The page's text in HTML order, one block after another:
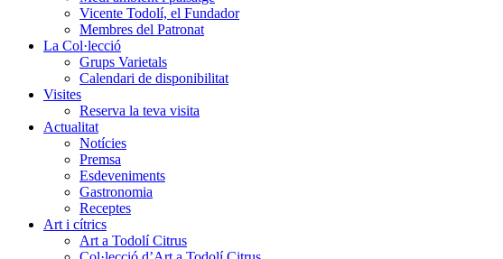
Vicente Todolí, el Fundador
Membres del Patronat
La Col·lecció
Grups Varietals
Calendari de disponibilitat
Visites
Reserva la teva visita
Actualitat
Notícies
Premsa
Esdeveniments
Gastronomia
Receptes
Art i cítrics
Art a Todolí Citrus